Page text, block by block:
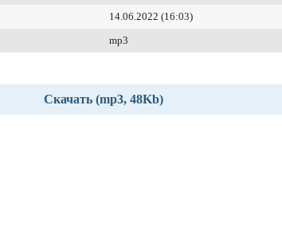
14.06.2022 (16:03)
mp3
Скачать (mp3, 48Kb)